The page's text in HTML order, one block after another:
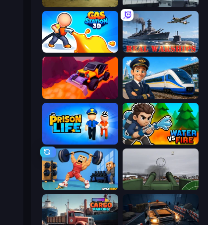
Modern Cannon Strike Attack of Duty
Gas Station 3D Real Warships
Sand King Idle Train Empire Tycoon
Prison Life Water vs Fire
Gym Boss Flakmeister